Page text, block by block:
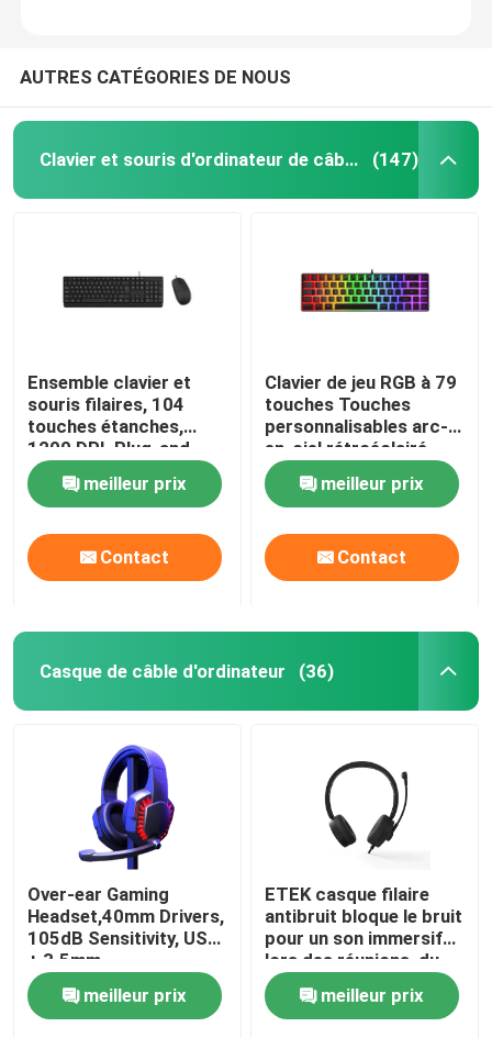
Cartes mères ATX
Les sources d'alimentation ATX
AUTRES CATÉGORIES DE NOUS
Clavier et souris d'ordinateur de câble (147)
Ensemble clavier et
souris filaires, 104
touches étanches,
1200 DPI, Plug-and-
Play USB, pour
bureaux, écoles
meilleur prix
Contact
Clavier de jeu RGB à 79
touches Touches
personnalisables arc-
en-ciel rétroéclairé
USB
meilleur prix
Contact
Casque de câble d'ordinateur (36)
Over-ear Gaming
Headset,40mm Drivers,
105dB Sensitivity, USB
+ 3.5mm,
Omnidirectional Mic,
1.8M Cable, 20-20KHz
Frequency
meilleur prix
ETEK casque filaire
antibruit bloque le bruit
pour un son immersif
lors des réunions, du
travail ou des jeux
meilleur prix